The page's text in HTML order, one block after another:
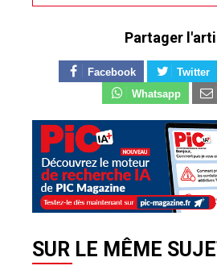
Partager
Facebook Twitter
Whatsapp
SUR LE MÊME